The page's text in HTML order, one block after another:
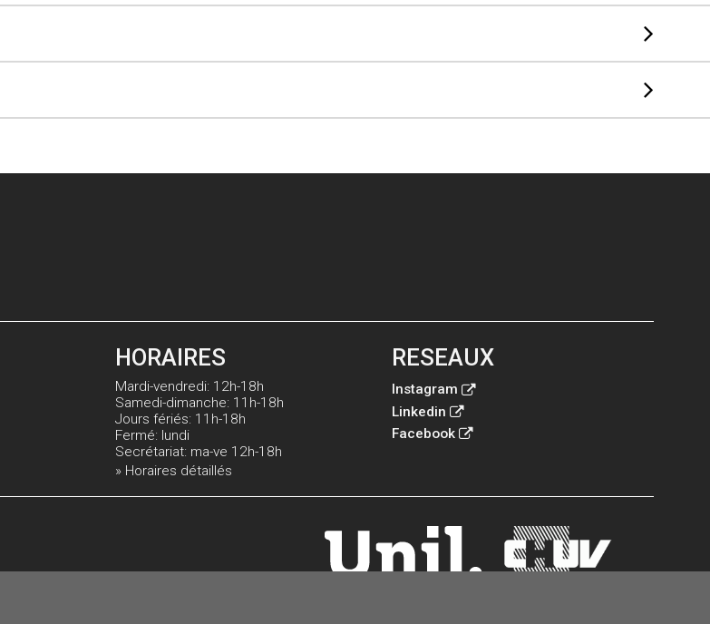
HORAIRES
Mardi-vendredi: 12h-18h
Samedi-dimanche: 11h-18h
Jours fériés: 11h-18h
Fermé: lundi
Secrétariat: ma-ve 12h-18h
» Horaires détaillés
RESEAUX
Instagram
Linkedin
Facebook